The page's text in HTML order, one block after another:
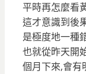
平時再怎麼看
這才意識到後
是極度地一種
也就從昨天開
個月下來,會有